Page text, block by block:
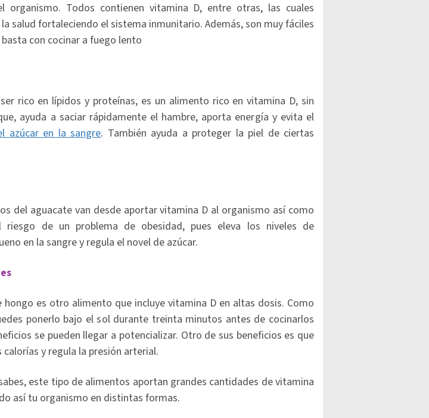
organismo. Todos contienen vitamina D, entre otras, las cuales
salud fortaleciendo el sistema inmunitario. Además, son muy fáciles
con cocinar a fuego lento
rico en lípidos y proteínas, es un alimento rico en vitamina D, sin
ayuda a saciar rápidamente el hambre, aporta energía y evita el
azúcar en la sangre. También ayuda a proteger la piel de ciertas
del aguacate van desde aportar vitamina D al organismo así como
riesgo de un problema de obesidad, pues eleva los niveles de
en la sangre y regula el novel de azúcar.
hongo es otro alimento que incluye vitamina D en altas dosis. Como
ponerlo bajo el sol durante treinta minutos antes de cocinarlos
se pueden llegar a potencializar. Otro de sus beneficios es que
calorías y regula la presión arterial.
este tipo de alimentos aportan grandes cantidades de vitamina
así tu organismo en distintas formas.